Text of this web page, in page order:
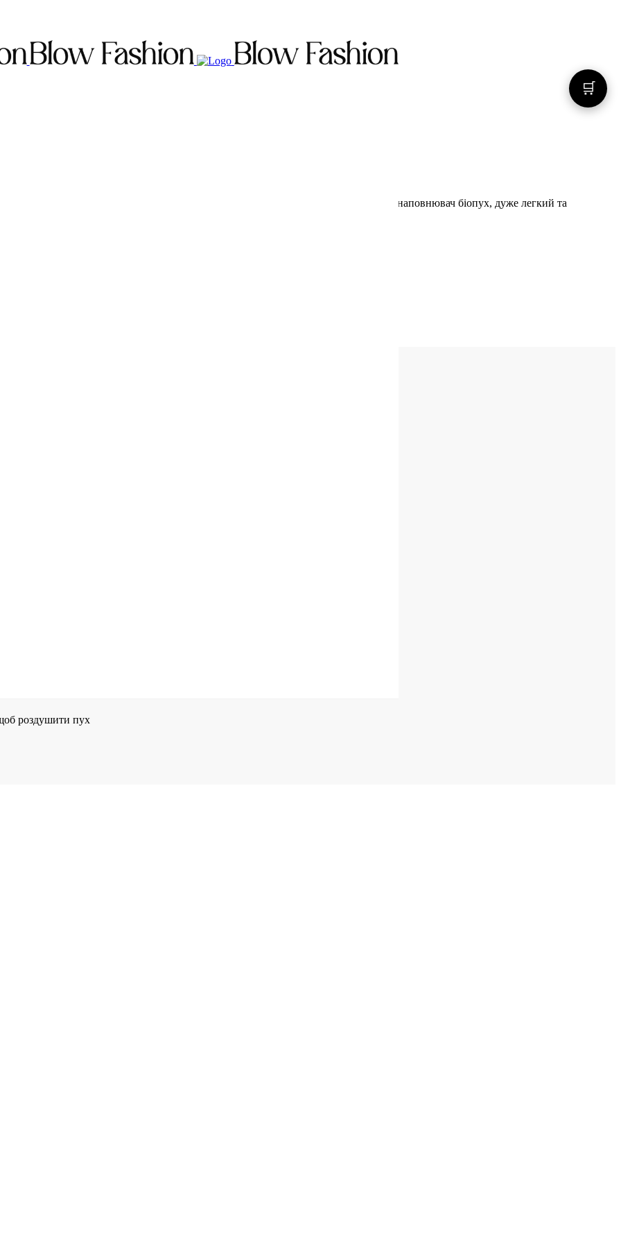
пуховик на блискавці, має дві бічні кишені. Температурний режим -20°C, наповнювач біопух, дуже легкий та
left: 0px !important;}”]
2-3
роздушити пух
🛒